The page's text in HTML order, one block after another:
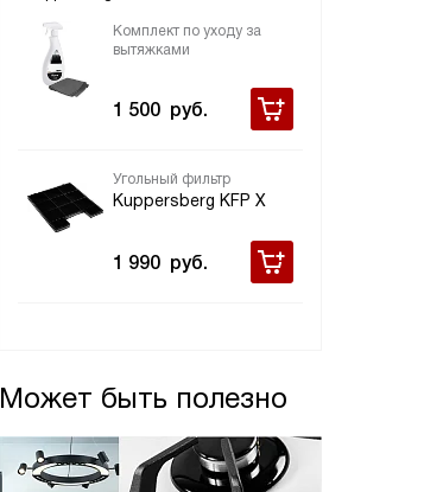
Комплект по уходу за
вытяжками
1 500 руб.
Угольный фильтр
Kuppersberg KFP X
1 990 руб.
Может быть полезно